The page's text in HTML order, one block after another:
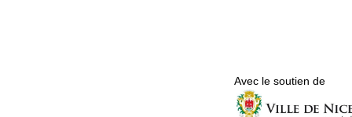
Avec le soutien de